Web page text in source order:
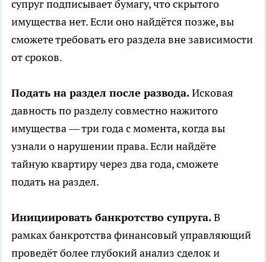
супруг подписывает бумагу, что скрытого
имущества нет. Если оно найдётся позже, вы
сможете требовать его раздела вне зависимости
от сроков.
Подать на раздел после развода.Исковая
давность по разделу совместно нажитого
имущества — три года с момента, когда вы
узнали о нарушении права. Если найдёте
тайную квартиру через два года, сможете
подать на раздел.
Инициировать банкротство супруга.В
рамках банкротства финансовый управляющий
проведёт более глубокий анализ сделок и